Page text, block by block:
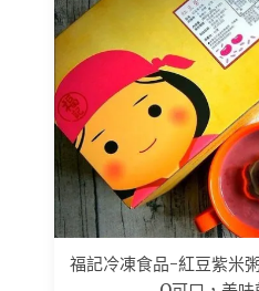
福記冷凍食品-紅豆紫米